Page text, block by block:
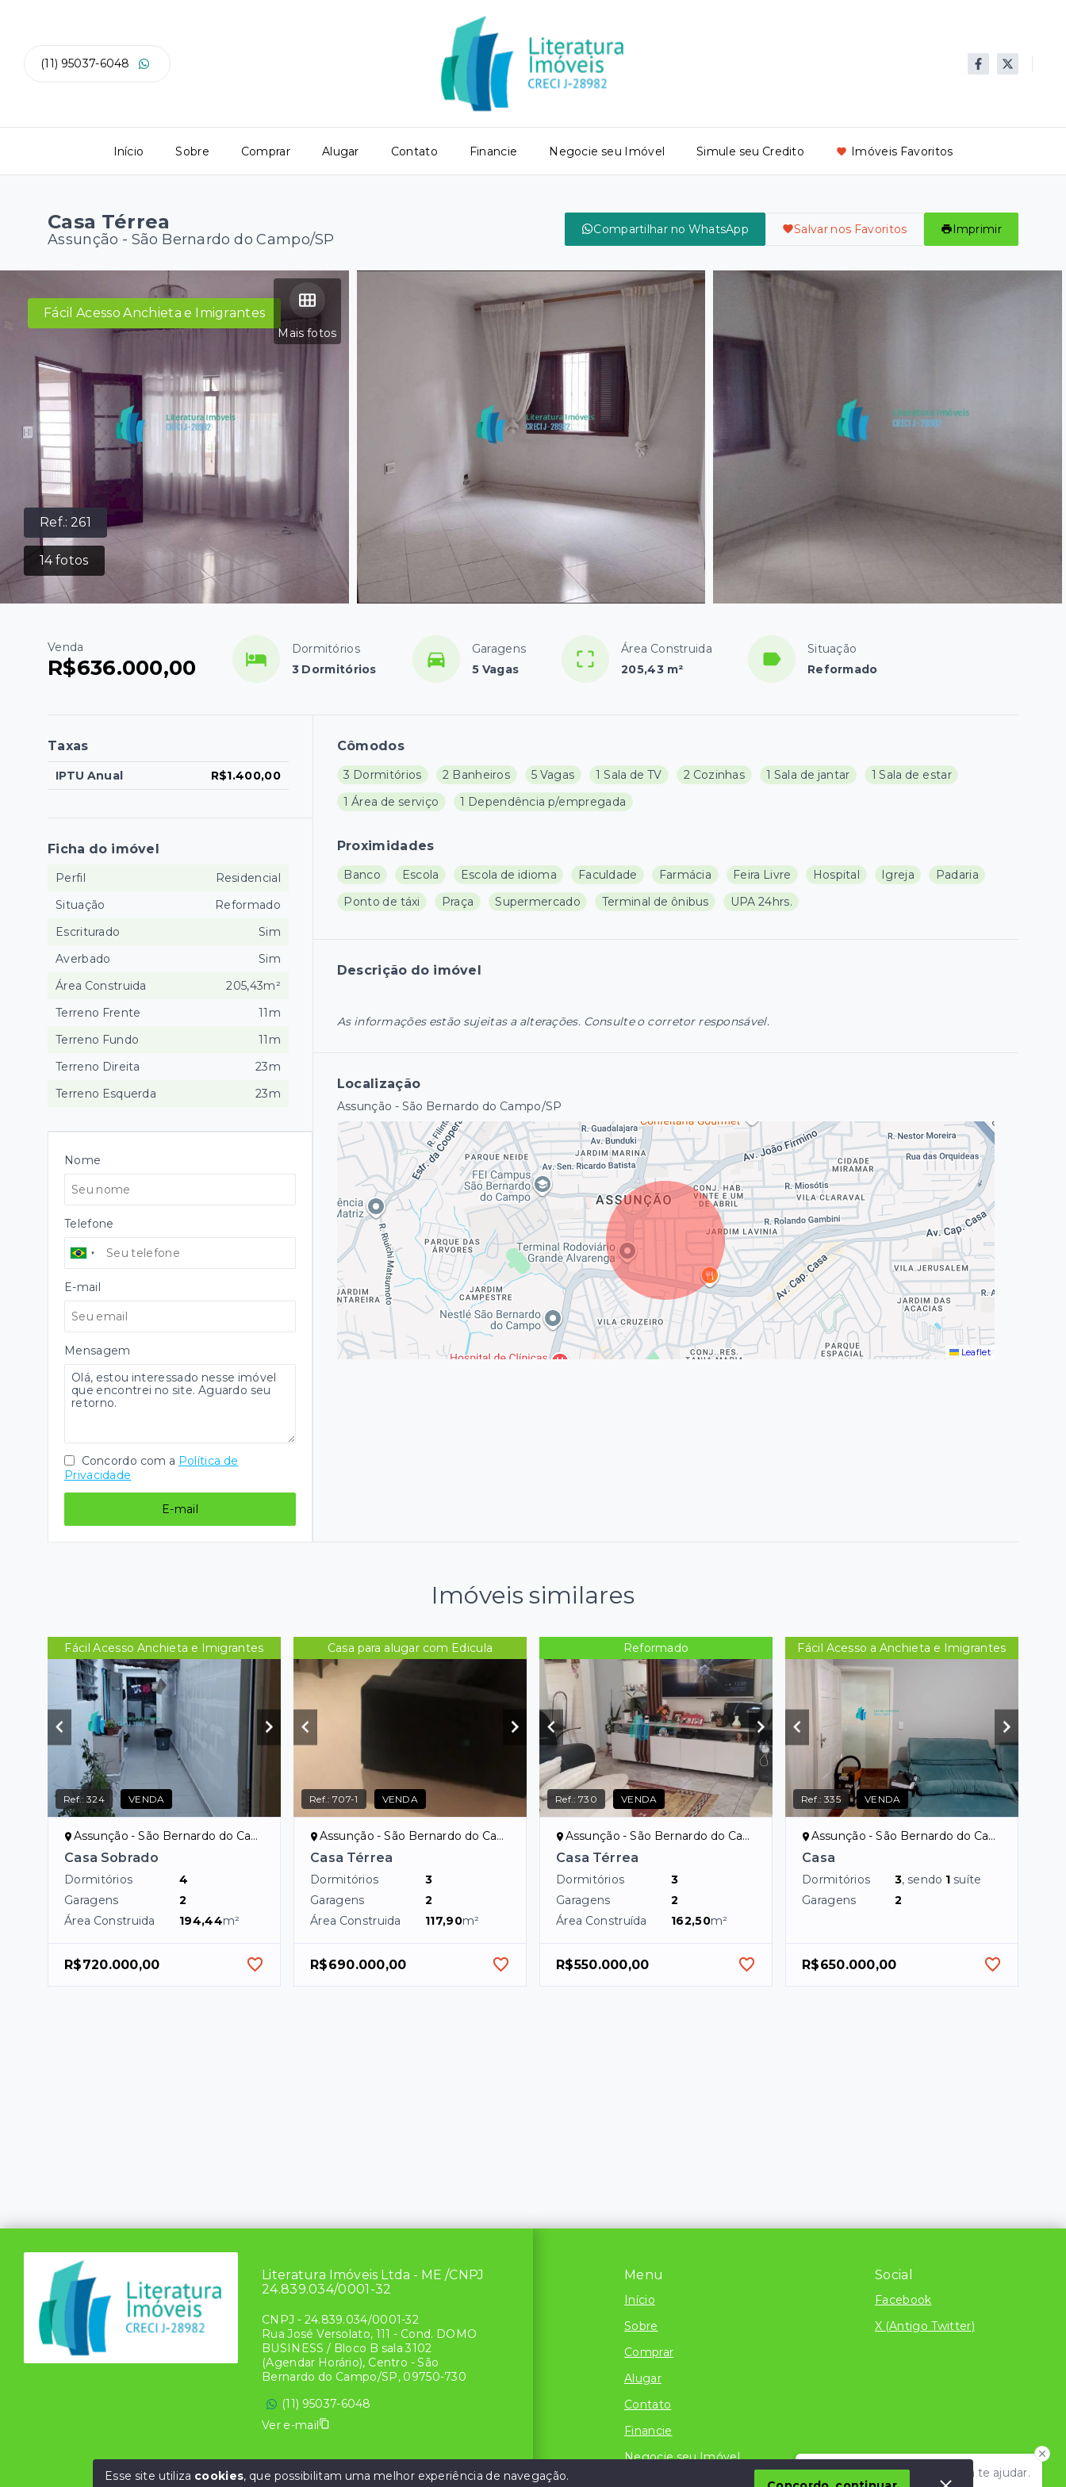
(11) 95037-6048
Início Sobre Comprar Alugar Contato Financie Negocie seu Imóvel Simule seu Credito Imóveis Favoritos
Casa Térrea
Assunção - São Bernardo do Campo/SP
Compartilhar no WhatsApp Salvar nos Favoritos Imprimir
Ref.: 261
14fotos
Mais fotos
Fácil Acesso Anchieta e Imigrantes
Venda
R$636.000,00
Dormitórios
3 Dormitórios
Garagens
5 Vagas
Área Construida
205,43 m²
Situação
Reformado
Cômodos
3 Dormitórios 2 Banheiros 5 Vagas 1 Sala de TV 2 Cozinhas 1 Sala de jantar
1 Sala de estar
1 Área de serviço
1 Dependência p/empregada
Proximidades
Banco Escola Escola de idioma Faculdade Farmácia Feira Livre Hospital Igreja
Padaria
Ponto de táxi
Praça Supermercado Terminal de ônibus UPA 24hrs.
Descrição do imóvel
As informações estão sujeitas a alterações. Consulte o corretor responsável.
Localização
Assunção - São Bernardo do Campo/SP
Leaflet
Taxas
IPTU Anual R$1.400,00
Ficha do imóvel
Perfil
Residencial
Situação
Reformado
Escriturado
Sim
Averbado
Sim
Área Construida
205,43m²
Terreno Frente
11m
Terreno Fundo
11m
Terreno Direita
23m
Terreno Esquerda
23m
Nome
Telefone
E-mail
Mensagem
Concordo com a Política de
Privacidade
E-mail
Imóveis similares
Fácil Acesso Anchieta e Imigrantes
Ref.:324 VENDA
Assunção - São Bernardo do Campo/SP
Casa Sobrado
Dormitórios
4
Garagens
2
Área Construida
194,44m²
R$720.000,00
Casa para alugar com Edicula
Ref.:707-1 VENDA
Assunção - São Bernardo do Campo/SP
Casa Térrea
Dormitórios
3
Garagens
2
Área Construida
117,90m²
R$690.000,00
Reformado
Ref.:730 VENDA
Assunção - São Bernardo do Campo/SP
Casa Térrea
Dormitórios
3
Garagens
2
Área Construída
162,50m²
R$550.000,00
Fácil Acesso a Anchieta e Imigrantes
Ref.:335 VENDA
Assunção - São Bernardo do Campo/SP
Casa
Dormitórios 3, sendo 1 suíte
Garagens
2
R$650.000,00
Olá! Estamos disponíveis para te ajudar.
Menu
Início
Sobre
Comprar
Alugar
Contato
Financie
Negocie seu Imóvel
Social
Facebook
X (Antigo Twitter)
Literatura Imóveis Ltda - ME /CNPJ
24.839.034/0001-32
CNPJ - 24.839.034/0001-32
Rua José Versolato, 111 - Cond. DOMO
BUSINESS / Bloco B sala 3102
(Agendar Horário), Centro - São
Bernardo do Campo/SP, 09750-730
(11) 95037-6048
Ver e-mail
Esse site utiliza cookies, que possibilitam uma melhor experiência de navegação.